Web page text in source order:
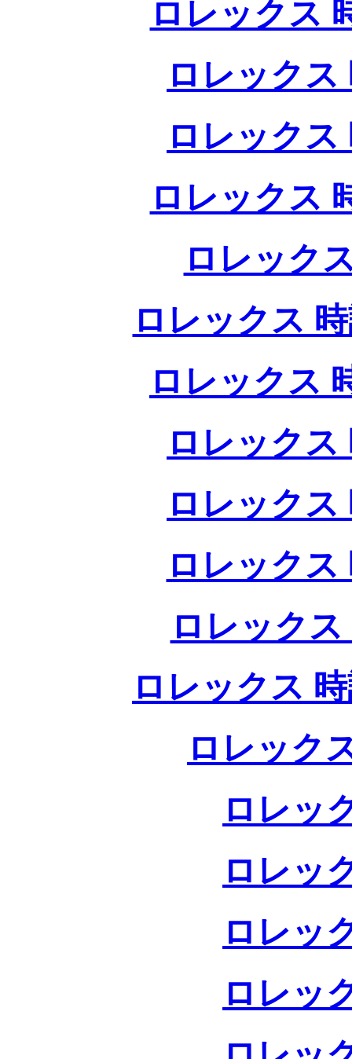
ロレックス
ロレックス
ロレックス
ロレックス
ロレック
ロレックス
ロレックス
ロレックス
ロレックス
ロレックス
ロレック
ロレックス
ロレック
ロレッ
ロレッ
ロレッ
ロレッ